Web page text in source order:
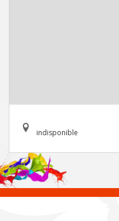
indisponible